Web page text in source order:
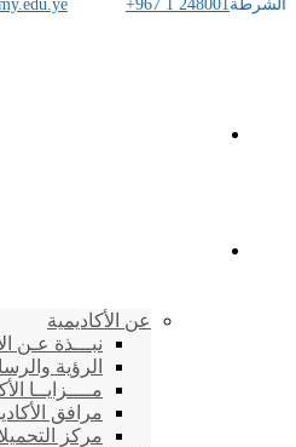
الشرطة+967 1 248001
عن الأكاديمية
نبـــذة عـن
الرؤية
مــــزايــا
مرافق
مركز